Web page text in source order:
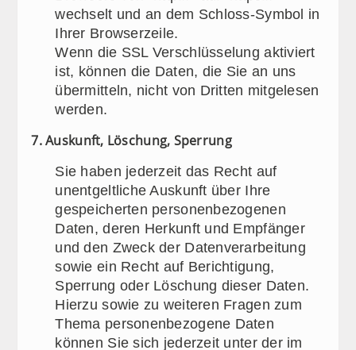
wechselt und an dem Schloss-Symbol in
Ihrer Browserzeile.
Wenn die SSL Verschlüsselung aktiviert
ist, können die Daten, die Sie an uns
übermitteln, nicht von Dritten mitgelesen
werden.
7. Auskunft, Löschung, Sperrung
Sie haben jederzeit das Recht auf
unentgeltliche Auskunft über Ihre
gespeicherten personenbezogenen
Daten, deren Herkunft und Empfänger
und den Zweck der Datenverarbeitung
sowie ein Recht auf Berichtigung,
Sperrung oder Löschung dieser Daten.
Hierzu sowie zu weiteren Fragen zum
Thema personenbezogene Daten
können Sie sich jederzeit unter der im